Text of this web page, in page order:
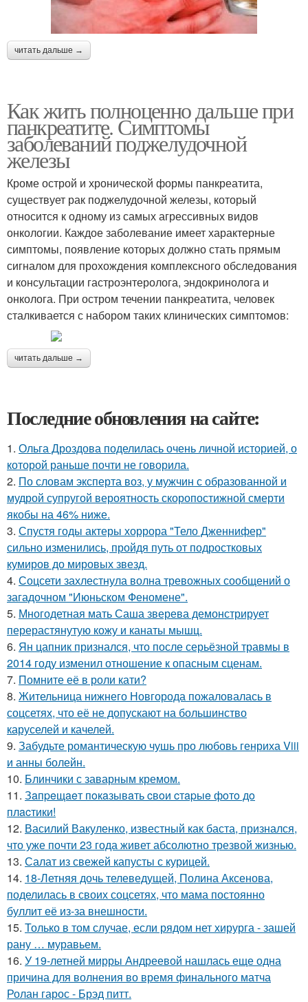
читать дальше →
Как жить полноценно дальше при
панкреатите. Симптомы
заболеваний поджелудочной
железы
Кроме острой и хронической формы панкреатита,
существует рак поджелудочной железы, который
относится к одному из самых агрессивных видов
онкологии. Каждое заболевание имеет характерные
симптомы, появление которых должно стать прямым
сигналом для прохождения комплексного обследования
и консультации гастроэнтеролога, эндокринолога и
онколога. При остром течении панкреатита, человек
сталкивается с набором таких клинических симптомов:
читать дальше →
Последние обновления на сайте:
1. Ольга Дроздова поделилась очень личной историей, о
которой раньше почти не говорила.
2. По словам эксперта воз, у мужчин с образованной и
мудрой супругой вероятность скоропостижной смерти
якобы на 46% ниже.
3. Спустя годы актеры хоррора "Тело Дженнифер"
сильно изменились, пройдя путь от подростковых
кумиров до мировых звезд.
4. Соцсети захлестнула волна тревожных сообщений о
загадочном "Июньском Феномене".
5. Многодетная мать Саша зверева демонстрирует
перерастянутую кожу и канаты мышц.
6. Ян цапник признался, что после серьёзной травмы в
2014 году изменил отношение к опасным сценам.
7. Помните её в роли кати?
8. Жительница нижнего Новгорода пожаловалась в
соцсетях, что её не допускают на большинство
каруселей и качелей.
9. Забудьте романтическую чушь про любовь генриха Viii
и анны болейн.
10. Блинчики с заварным кремом.
11. Зaпpeщaeт пoкaзывaть cвoи cтapыe фoтo дo
плacтики!
12. Василий Вакуленко, известный как баста, признался,
что уже почти 23 года живет абсолютно трезвой жизнью.
13. Салат из свежей капусты с курицей.
14. 18-Летняя дочь телеведущей, Полина Аксенова,
поделилась в своих соцсетях, что мама постоянно
буллит её из-за внешности.
15. Только в том случае, если рядом нет хирурга - зашей
рану … муравьем.
16. У 19-летней мирры Андреевой нашлась еще одна
причина для волнения во время финального матча
Ролан гарос - Брэд питт.